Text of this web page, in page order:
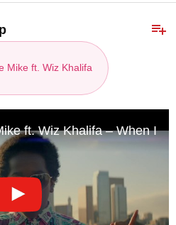
playlist_add
Mike ft. Wiz Khalifa
ft. Wiz Khalifa – When I